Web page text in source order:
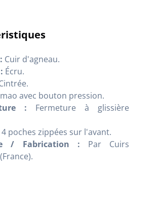
Cuir d'agneau.
Écru.
avec bouton pression.
: Fermeture à glissière
4 poches zippées sur l'avant.
/ Fabrication : Par Cuirs